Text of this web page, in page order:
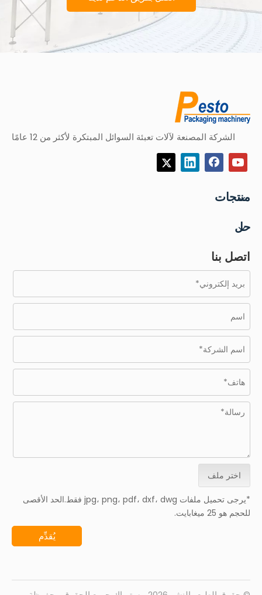
الشركة المصنعة لآلات تعبئة السوائل المبتكرة لأكثر من 12 عامًا
منتجات
حل
اتصل بنا
اختر ملف
*يرجى تحميل ملفات jpg، png، pdf، dxf، dwg فقط.الحد الأقصى
للحجم هو 25 ميغابايت.
يُقدِّم